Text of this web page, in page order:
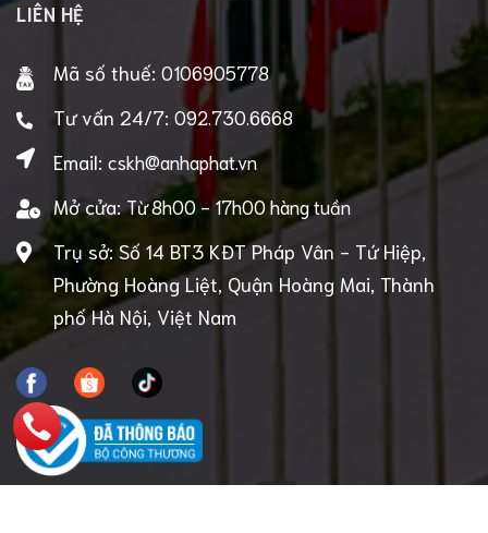
LIÊN HỆ
Mã số thuế: 0106905778
Tư vấn 24/7: 092.730.6668
Email: cskh@anhaphat.vn
Mở cửa:Từ 8h00 - 17h00 hàng tuần
Trụ sở: Số 14 BT3 KĐT Pháp Vân - Tứ Hiệp,
Phường Hoàng Liệt, Quận Hoàng Mai, Thành
phố Hà Nội, Việt Nam